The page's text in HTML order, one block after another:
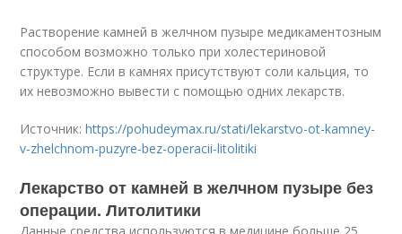
Растворение камней в желчном пузыре медикаментозным
способом возможно только при холестериновой
структуре. Если в камнях присутствуют соли кальция, то
их невозможно вывести с помощью одних лекарств.
Источник:https://pohudeymax.ru/stati/lekarstvo-ot-kamney-
v-zhelchnom-puzyre-bez-operacii-litolitiki
Лекарство от камней в желчном пузыре без
операции. Литолитики